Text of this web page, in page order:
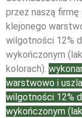
przez naszą
klejonego
wilgotności 12%
wykończonym
kolorach).
warstwowo i
wilgotności 12%
wykończonym